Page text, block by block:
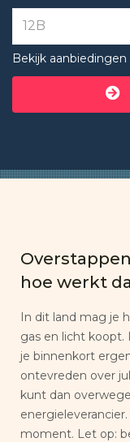
Bekijk aanbiedingen
hoe werkt
In dit land mag je
gas en licht koopt.
je binnenkort
ontevreden over
kunt dan
moment. Let op: